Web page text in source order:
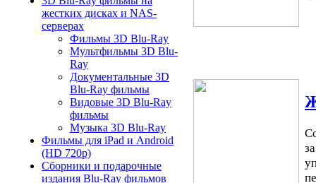
жестких дисках и NAS-
серверах
Фильмы 3D Blu-Ray
Мультфильмы 3D Blu-
Ray
Документальные 3D
Blu-Ray фильмы
Видовые 3D Blu-Ray
фильмы
Музыка 3D Blu-Ray
Фильмы для iPad и Android
(HD 720p)
Сборники и подарочные
издания Blu-Ray фильмов